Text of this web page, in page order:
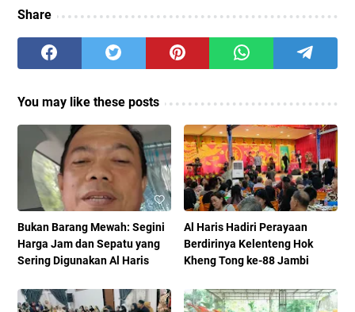
Share
You may like these posts
Bukan Barang Mewah: Segini
Harga Jam dan Sepatu yang
Sering Digunakan Al Haris
Al Haris Hadiri Perayaan
Berdirinya Kelenteng Hok
Kheng Tong ke-88 Jambi